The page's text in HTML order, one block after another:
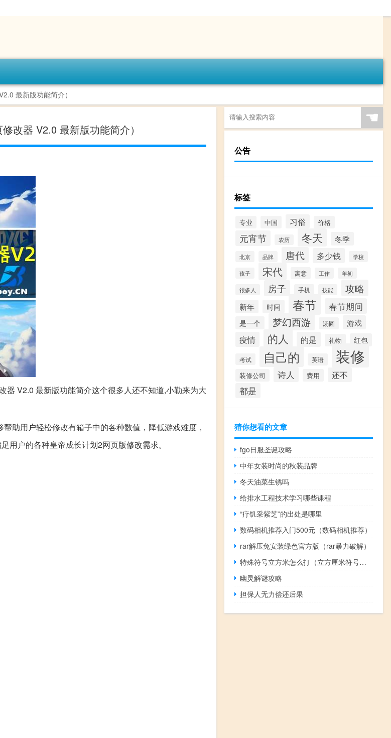
最新版功能简介）
改器 V2.0 最新版功能简介）
器 V2.0 最新版功能简介这个很多人还不知道,小勒来为大
用户轻松修改有箱子中的各种数值，降低游戏难度，
用户的各种皇帝成长计划2网页版修改需求。
☚
公告
标签
专业 中国 习俗 价格
元宵节 农历 冬天 冬季
北京 品牌 唐代 多少钱 学校
孩子 宋代 寓意 工作 年初
很多人 房子 手机 技能 攻略
新年 时间 春节 春节期间
是一个 梦幻西游 汤圆 游戏
疫情 的人 的是 礼物 红包
考试 自己的 英语 装修
装修公司 诗人 费用 还不
都是
猜你想看的文章
fgo日服圣诞攻略
中年女装时尚的秋装品牌
冬天油菜生锈吗
给排水工程技术学习哪些课程
“疗饥采紫芝”的出处是哪里
数码相机推荐入门500元（数码相机推荐）
rar解压免安装绿色官方版（rar暴力破解）
特殊符号立方米怎么打（立方厘米符号怎么打）
幽灵解谜攻略
担保人无力偿还后果